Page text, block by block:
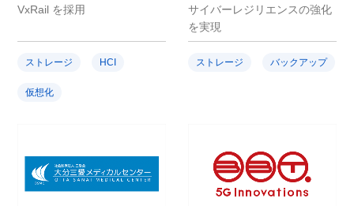
VxRail を採用
ストレージ HCI
仮想化
サイバーレジリエンスの強化
を実現
ストレージ バックアップ